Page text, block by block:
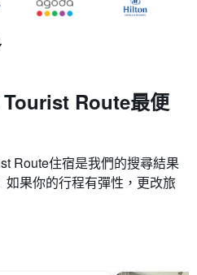
Route最便
Route​住宿是我們的搜尋結果
如果你的行程有彈性，更改旅